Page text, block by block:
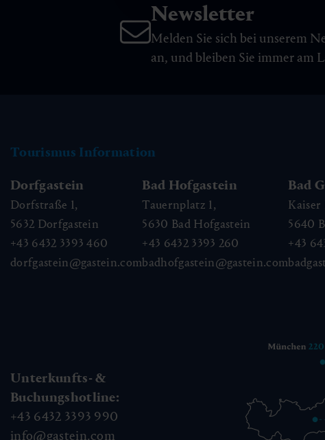
Newsletter
Melden Sie sich bei unserem
an, und bleiben Sie immer am
Tourismus Information
Dorfgastein
Dorfstraße 1,
5632 Dorfgastein
+43 6432 3393 460
dorfgastein@gastein.com
Bad Hofgastein
Tauernplatz 1,
5630 Bad Hofgastein
+43 6432 3393 260
badhofgastein@gastein.com
Bad
Kaiser
5640
+43
Unterkunfts- &
Buchungshotline:
+43 6432 3393 990
info@gastein.com